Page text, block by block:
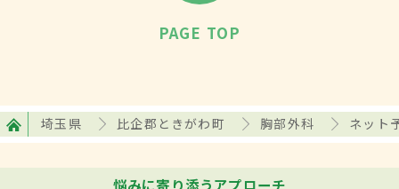
PAGE TOP
埼玉県 比企郡ときがわ町 胸部外科 ネット
悩みに寄り添うアプローチ